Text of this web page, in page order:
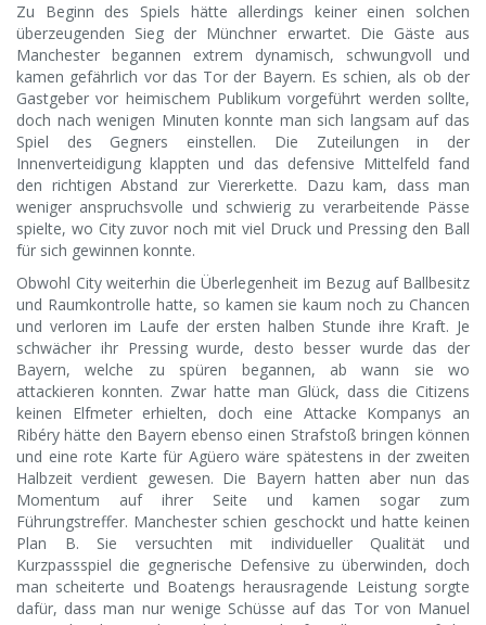
Zu Beginn des Spiels hätte allerdings keiner einen solchen
überzeugenden Sieg der Münchner erwartet. Die Gäste aus
Manchester begannen extrem dynamisch, schwungvoll und
kamen gefährlich vor das Tor der Bayern. Es schien, als ob der
Gastgeber vor heimischem Publikum vorgeführt werden sollte,
doch nach wenigen Minuten konnte man sich langsam auf das
Spiel des Gegners einstellen. Die Zuteilungen in der
Innenverteidigung klappten und das defensive Mittelfeld fand
den richtigen Abstand zur Viererkette. Dazu kam, dass man
weniger anspruchsvolle und schwierig zu verarbeitende Pässe
spielte, wo City zuvor noch mit viel Druck und Pressing den Ball
für sich gewinnen konnte.
Obwohl City weiterhin die Überlegenheit im Bezug auf Ballbesitz
und Raumkontrolle hatte, so kamen sie kaum noch zu Chancen
und verloren im Laufe der ersten halben Stunde ihre Kraft. Je
schwächer ihr Pressing wurde, desto besser wurde das der
Bayern, welche zu spüren begannen, ab wann sie wo
attackieren konnten. Zwar hatte man Glück, dass die Citizens
keinen Elfmeter erhielten, doch eine Attacke Kompanys an
Ribéry hätte den Bayern ebenso einen Strafstoß bringen können
und eine rote Karte für Agüero wäre spätestens in der zweiten
Halbzeit verdient gewesen. Die Bayern hatten aber nun das
Momentum auf ihrer Seite und kamen sogar zum
Führungstreffer. Manchester schien geschockt und hatte keinen
Plan B. Sie versuchten mit individueller Qualität und
Kurzpassspiel die gegnerische Defensive zu überwinden, doch
man scheiterte und Boatengs herausragende Leistung sorgte
dafür, dass man nur wenige Schüsse auf das Tor von Manuel